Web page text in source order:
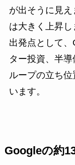
が出そうに見
は大きく上昇
出発点として
ター投資、半
ループの立ち
います。
Googleの約